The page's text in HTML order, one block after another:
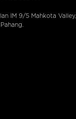
IM 9/5 Mahkota Valley,